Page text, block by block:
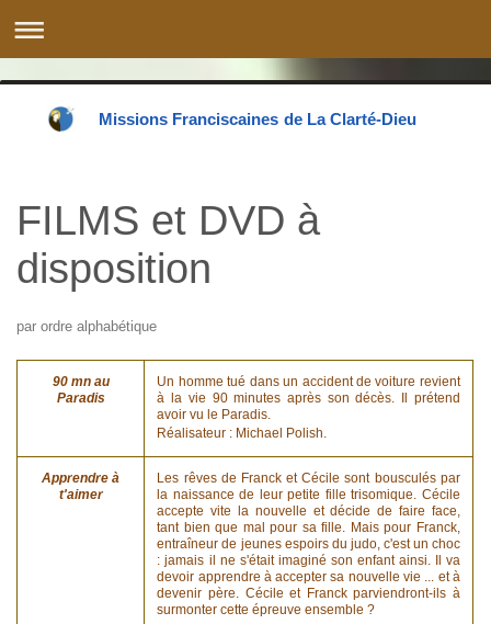
Missions Franciscaines de La Clarté-Dieu
FILMS et DVD à
disposition
par ordre alphabétique
90 mn au
Paradis
Un homme tué dans un accident de voiture revient
à la vie 90 minutes après son décès. Il prétend
avoir vu le Paradis.
Réalisateur : Michael Polish.
Apprendre à
t'aimer
Les rêves de Franck et Cécile sont bousculés par
la naissance de leur petite fille trisomique. Cécile
accepte vite la nouvelle et décide de faire face,
tant bien que mal pour sa fille. Mais pour Franck,
entraîneur de jeunes espoirs du judo, c'est un choc
: jamais il ne s'était imaginé son enfant ainsi. Il va
devoir apprendre à accepter sa nouvelle vie ... et à
devenir père. Cécile et Franck parviendront-ils à
surmonter cette épreuve ensemble ?